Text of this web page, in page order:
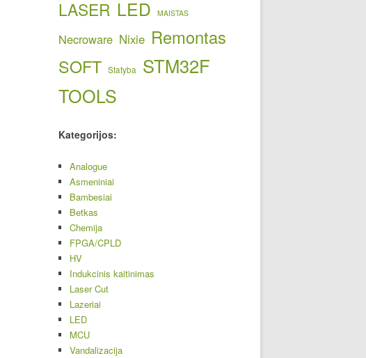
LASER LED MAISTAS
Necroware Nixie Remontas
SOFT Statyba
STM32F
TOOLS
Kategorijos:
Analogue
Asmeniniai
Bambesiai
Betkas
Chemija
FPGA/CPLD
HV
Indukcinis kaitinimas
Laser Cut
Lazeriai
LED
MCU
Vandalizacija